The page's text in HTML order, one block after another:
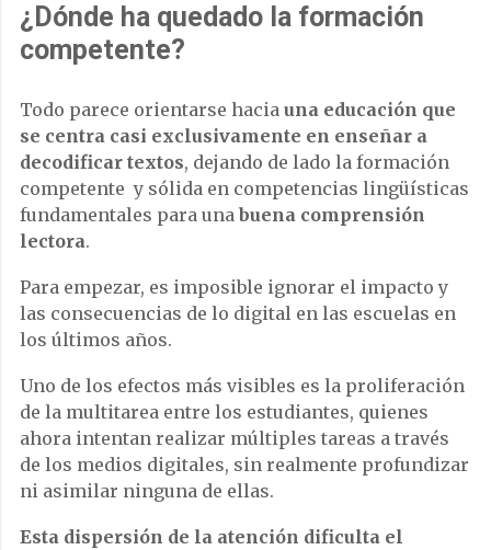
¿Dónde ha quedado la formación
competente?
Todo parece orientarse hacia una educación que
se centra casi exclusivamente en enseñar a
decodificar textos, dejando de lado la formación
competente y sólida en competencias lingüísticas
fundamentales para una buena comprensión
lectora.
Para empezar, es imposible ignorar el impacto y
las consecuencias de lo digital en las escuelas en
los últimos años.
Uno de los efectos más visibles es la proliferación
de la multitarea entre los estudiantes, quienes
ahora intentan realizar múltiples tareas a través
de los medios digitales, sin realmente profundizar
ni asimilar ninguna de ellas.
Esta dispersión de la atención dificulta el